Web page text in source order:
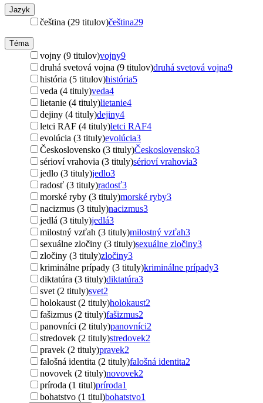
Jazyk
čeština (29 titulov)čeština29
Téma
vojny (9 titulov)vojny9
druhá svetová vojna (9 titulov)druhá svetová vojna9
história (5 titulov)história5
veda (4 tituly)veda4
lietanie (4 tituly)lietanie4
dejiny (4 tituly)dejiny4
letci RAF (4 tituly)letci RAF4
evolúcia (3 tituly)evolúcia3
Československo (3 tituly)Československo3
sérioví vrahovia (3 tituly)sérioví vrahovia3
jedlo (3 tituly)jedlo3
radosť (3 tituly)radosť3
morské ryby (3 tituly)morské ryby3
nacizmus (3 tituly)nacizmus3
jedlá (3 tituly)jedlá3
milostný vzťah (3 tituly)milostný vzťah3
sexuálne zločiny (3 tituly)sexuálne zločiny3
zločiny (3 tituly)zločiny3
kriminálne prípady (3 tituly)kriminálne prípady3
diktatúra (3 tituly)diktatúra3
svet (2 tituly)svet2
holokaust (2 tituly)holokaust2
fašizmus (2 tituly)fašizmus2
panovníci (2 tituly)panovníci2
stredovek (2 tituly)stredovek2
pravek (2 tituly)pravek2
falošná identita (2 tituly)falošná identita2
novovek (2 tituly)novovek2
príroda (1 titul)príroda1
bohatstvo (1 titul)bohatstvo1